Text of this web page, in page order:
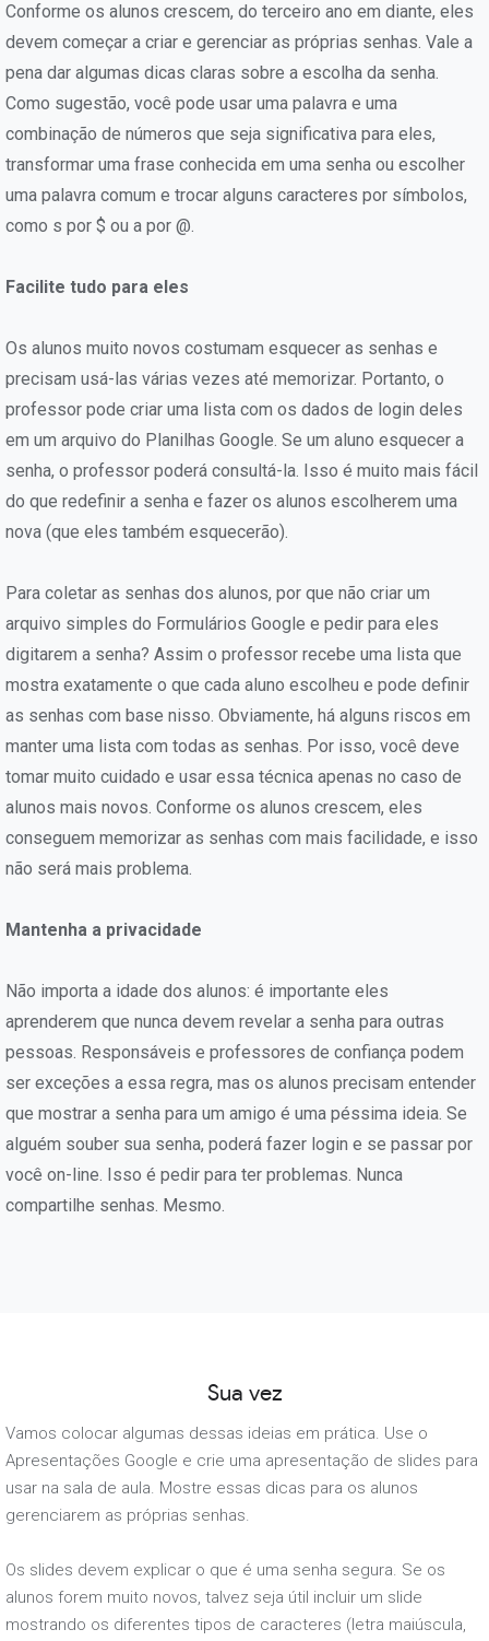
Conforme os alunos crescem, do terceiro ano em diante, eles
devem começar a criar e gerenciar as próprias senhas. Vale a
pena dar algumas dicas claras sobre a escolha da senha.
Como sugestão, você pode usar uma palavra e uma
combinação de números que seja significativa para eles,
transformar uma frase conhecida em uma senha ou escolher
uma palavra comum e trocar alguns caracteres por símbolos,
como s por $ ou a por @.
Facilite tudo para eles
Os alunos muito novos costumam esquecer as senhas e
precisam usá-las várias vezes até memorizar. Portanto, o
professor pode criar uma lista com os dados de login deles
em um arquivo do Planilhas Google. Se um aluno esquecer a
senha, o professor poderá consultá-la. Isso é muito mais fácil
do que redefinir a senha e fazer os alunos escolherem uma
nova (que eles também esquecerão).
Para coletar as senhas dos alunos, por que não criar um
arquivo simples do Formulários Google e pedir para eles
digitarem a senha? Assim o professor recebe uma lista que
mostra exatamente o que cada aluno escolheu e pode definir
as senhas com base nisso. Obviamente, há alguns riscos em
manter uma lista com todas as senhas. Por isso, você deve
tomar muito cuidado e usar essa técnica apenas no caso de
alunos mais novos. Conforme os alunos crescem, eles
conseguem memorizar as senhas com mais facilidade, e isso
não será mais problema.
Mantenha a privacidade
Não importa a idade dos alunos: é importante eles
aprenderem que nunca devem revelar a senha para outras
pessoas. Responsáveis e professores de confiança podem
ser exceções a essa regra, mas os alunos precisam entender
que mostrar a senha para um amigo é uma péssima ideia. Se
alguém souber sua senha, poderá fazer login e se passar por
você on-line. Isso é pedir para ter problemas. Nunca
compartilhe senhas. Mesmo.
Sua vez
Vamos colocar algumas dessas ideias em prática. Use o
Apresentações Google e crie uma apresentação de slides para
usar na sala de aula. Mostre essas dicas para os alunos
gerenciarem as próprias senhas.
Os slides devem explicar o que é uma senha segura. Se os
alunos forem muito novos, talvez seja útil incluir um slide
mostrando os diferentes tipos de caracteres (letra maiúscula,